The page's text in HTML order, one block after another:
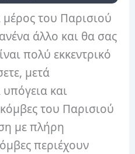
μέρος του Παρισιού
άλλο και θα σας
πολύ εκκεντρικό
μετά
και
του Παρισιού
με πλήρη
περιέχουν